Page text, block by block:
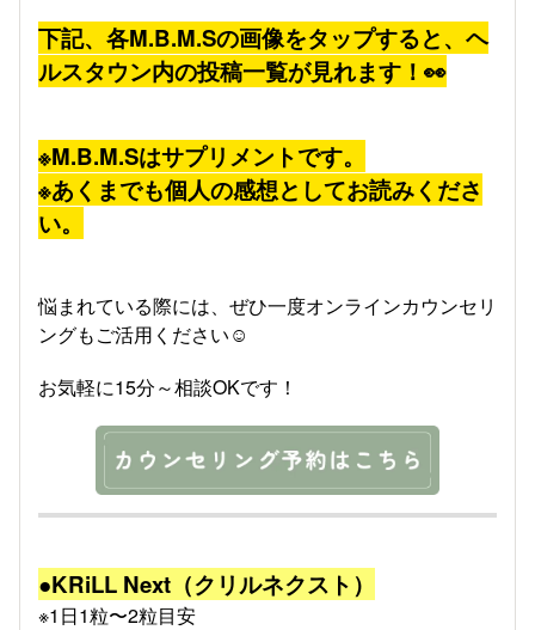
下記、各M.B.M.Sの画像をタップすると、ヘ
ルスタウン内の投稿一覧が見れます！👀
※M.B.M.Sはサプリメントです。
※あくまでも個人の感想としてお読みくださ
い。
悩まれている際には、ぜひ一度オンラインカウンセリ
ングもご活用ください☺
お気軽に15分～相談OKです！
●KRiLL Next（クリルネクスト）
※1日1粒〜2粒目安